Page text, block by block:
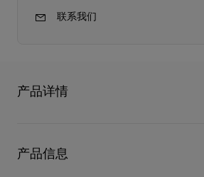
联系我们
产品详情
力与简洁线条，绝对是时尚俪人的必备。
志性红鞋底，引领春夏时尚潮流。
产品信息